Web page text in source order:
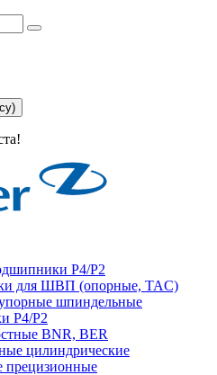
P4/P2
для ШВП (опорные, TAC)
шпиндельные
P4/P2
BNR, BER
цилиндрические
прецизионные